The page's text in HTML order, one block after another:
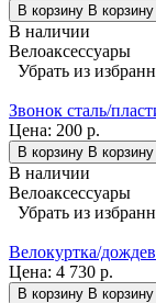
В корзину В корзину
В наличии
Велоаксессуары
Убрать из
Звонок сталь/
Цена: 200 р.
В корзину В корзину
В наличии
Велоаксессуары
Убрать из
Велокуртка/
Цена: 4 730 р.
В корзину В корзину